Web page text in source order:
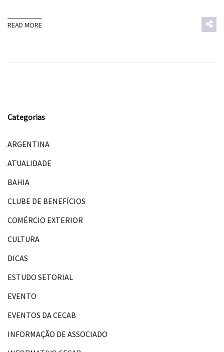
READ MORE
Categorias
ARGENTINA
ATUALIDADE
BAHIA
CLUBE DE BENEFÍCIOS
COMÉRCIO EXTERIOR
CULTURA
DICAS
ESTUDO SETORIAL
EVENTO
EVENTOS DA CECAB
INFORMAÇÃO DE ASSOCIADO